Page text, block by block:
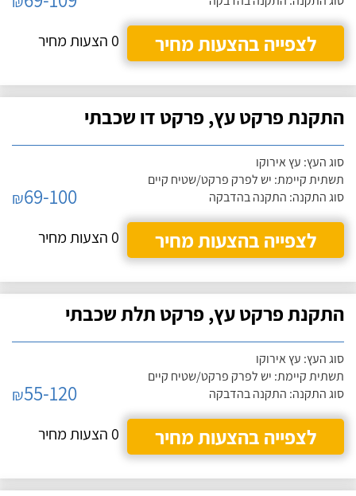
לצפייה בהצעות מחיר
0 הצעות מחיר
התקנת פרקט עץ, פרקט דו שכבתי
סוג העץ: עץ אירוקו
תשתית קיימת: יש לפרק פרקט/שטיח קיים
סוג התקנה: התקנה בהדבקה
₪69-100
לצפייה בהצעות מחיר
0 הצעות מחיר
התקנת פרקט עץ, פרקט תלת שכבתי
סוג העץ: עץ אירוקו
תשתית קיימת: יש לפרק פרקט/שטיח קיים
סוג התקנה: התקנה בהדבקה
₪55-120
לצפייה בהצעות מחיר
0 הצעות מחיר